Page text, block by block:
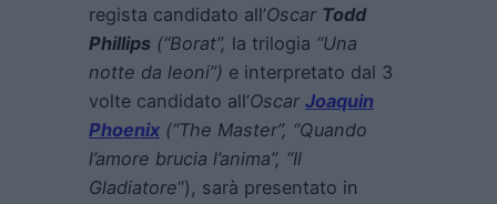
regista candidato all’Oscar Todd
Phillips (“Borat”, la trilogia “Una
notte da leoni”) e interpretato dal 3
volte candidato all’Oscar Joaquin
Phoenix (“The Master”, “Quando
l’amore brucia l’anima”, “Il
Gladiatore“), sarà presentato in